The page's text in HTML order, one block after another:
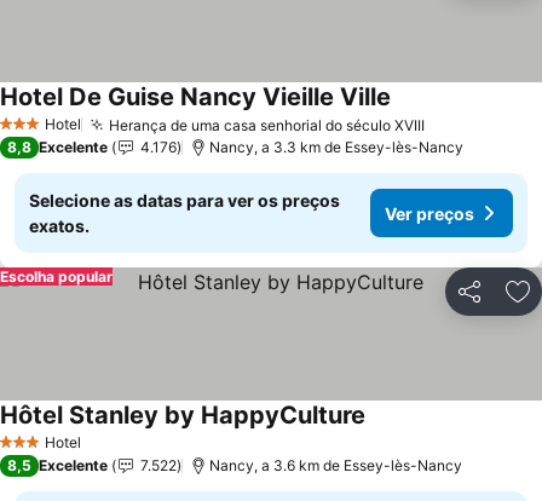
3 EstrelasHotel Herança de uma casa senhorial do século XVIIIVer preços
Hotel De Guise Nancy Vieille Ville
8,8 Excelente 4.176 Nancy, a 3.3 km de Essey-lès-Nancy
Selecione as datas para ver os preços
exatos.
Ver preços
Partilhar
Escolha popular
3 EstrelasHotel
Hôtel Stanley by HappyCulture
8,5 Excelente 7.522 Nancy, a 3.6 km de Essey-lès-Nancy